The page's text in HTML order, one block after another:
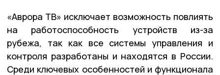
«Аврора ТВ» исключает возможность повлиять
на работоспособность устройств из-за
рубежа, так как все системы управления и
контроля разработаны и находятся в России.
Среди ключевых особенностей и функционала